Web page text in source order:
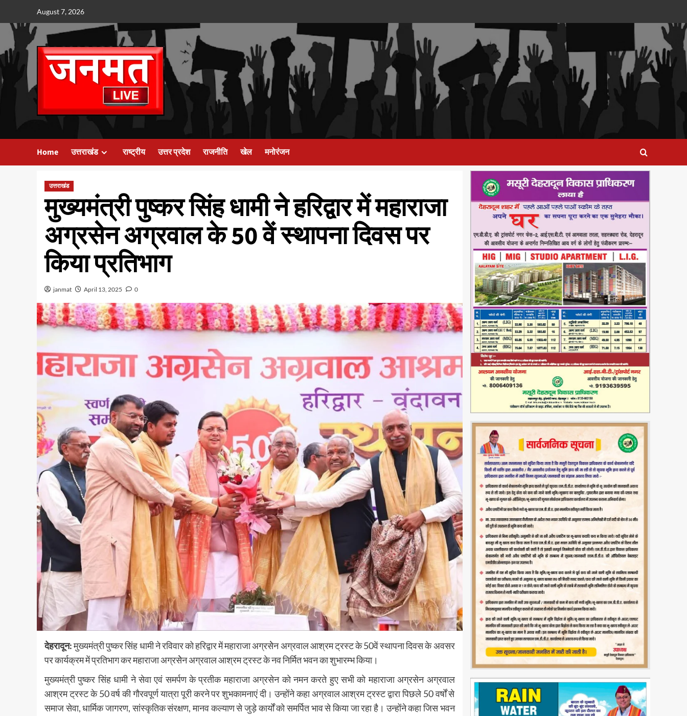
content
August 7, 2026
Home उत्तराखंड राष्ट्रीय उत्तर प्रदेश राजनीति खेल मनोरंजन
उत्तराखंड
मुख्यमंत्री पुष्कर सिंह धामी ने हरिद्वार में महाराजा
अग्रसेन अग्रवाल के 50 वें स्थापना दिवस पर
किया प्रतिभाग
janmat April 13, 2025 0
देहरादून:मुख्यमंत्री पुष्कर सिंह धामी ने रविवार को हरिद्वार में महाराजा अग्रसेेन अग्रवाल आश्रम ट्रस्ट के 50वें स्थापना दिवस के अवसर
पर कार्यक्रम में प्रतिभाग कर महाराजा अग्रसेेन अग्रवाल आश्रम ट्रस्ट के नव निर्मित भवन का शुभारम्भ किया।
मुख्यमंत्री पुष्कर सिंह धामी ने सेवा एवं समर्पण के प्रतीक महाराजा अग्रसेन को नमन करते हुए सभी को महाराजा अग्रसेन अग्रवाल
आश्रम ट्रस्ट के 50 वर्ष की गौरवपूर्ण यात्रा पूरी करने पर शुभकामनाएं दी। उन्होंने कहा अग्रवाल आश्रम ट्रस्ट द्वारा पिछले 50 वर्षों से
समाज सेवा, धार्मिक जागरण, सांस्कृतिक संरक्षण, मानव कल्याण से जुड़े कार्यों को समर्पित भाव से किया जा रहा है। उन्होंने कहा जिस भवन